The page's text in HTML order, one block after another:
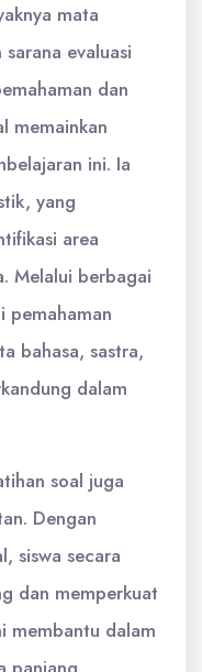
mata
evaluasi
dan
memainkan
ini. Ia
yang
area
Melalui berbagai
pemahaman
bahasa, sastra,
dalam
soal juga
Dengan
siswa secara
dan memperkuat
membantu dalam